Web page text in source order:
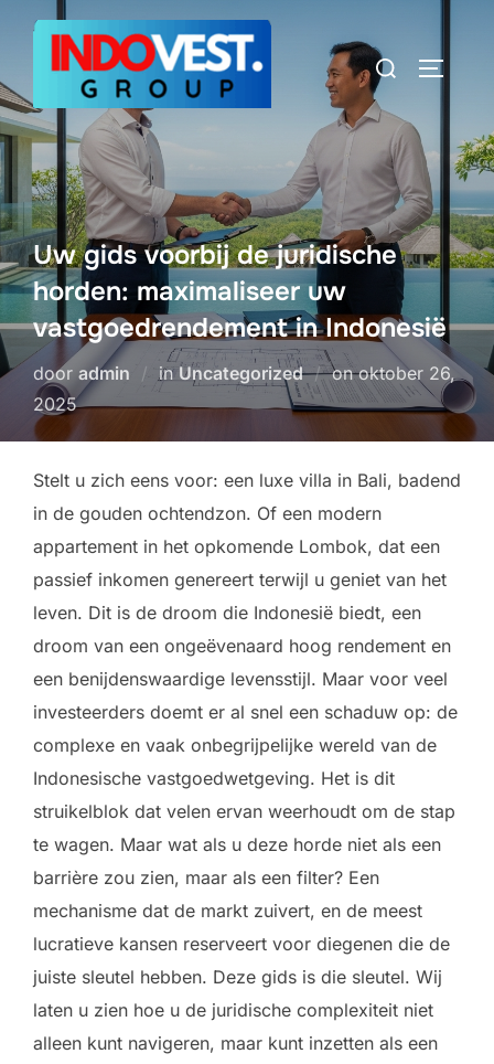
de
inhoud
Zoek
naar:
Uw gids voorbij de juridische
horden: maximaliseer uw
vastgoedrendement in Indonesië
door admin in Uncategorized onGeplaatst
op
oktober 26,
2025
Stelt u zich eens voor: een luxe villa in Bali, badend
in de gouden ochtendzon. Of een modern
appartement in het opkomende Lombok, dat een
passief inkomen genereert terwijl u geniet van het
leven. Dit is de droom die Indonesië biedt, een
droom van een ongeëvenaard hoog rendement en
een benijdenswaardige levensstijl. Maar voor veel
investeerders doemt er al snel een schaduw op: de
complexe en vaak onbegrijpelijke wereld van de
Indonesische vastgoedwetgeving. Het is dit
struikelblok dat velen ervan weerhoudt om de stap
te wagen. Maar wat als u deze horde niet als een
barrière zou zien, maar als een filter? Een
mechanisme dat de markt zuivert, en de meest
lucratieve kansen reserveert voor diegenen die de
juiste sleutel hebben. Deze gids is die sleutel. Wij
laten u zien hoe u de juridische complexiteit niet
alleen kunt navigeren, maar kunt inzetten als een